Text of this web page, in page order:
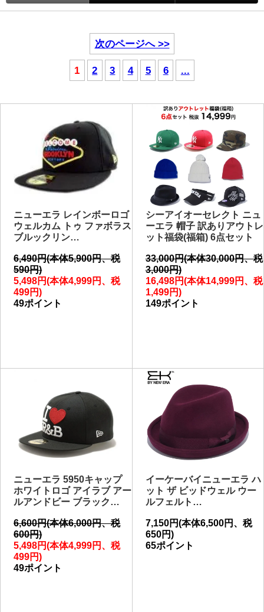
次のページへ >>
1 2 3 4 5 6 ...
ニューエラ レインボーロゴ
ウェルカム トゥ ファボラス
ブルックリン…
6,490円(本体5,900円、税
590円)
5,498円(本体4,999円、税
499円)
49ポイント
シーアイオーセレクト ニュ
ーエラ 帽子 訳ありアウトレ
ット福袋(福箱) 6点セット
33,000円(本体30,000円、税
3,000円)
16,498円(本体14,999円、税
1,499円)
149ポイント
ニューエラ 5950キャップ
ホワイトロゴ アイラブ アー
ルアンドビー ブラック…
6,600円(本体6,000円、税
600円)
5,498円(本体4,999円、税
499円)
49ポイント
イーケーバイニューエラ ハ
ット ザ ビッドウェル ウー
ルフェルト…
7,150円(本体6,500円、税
650円)
65ポイント